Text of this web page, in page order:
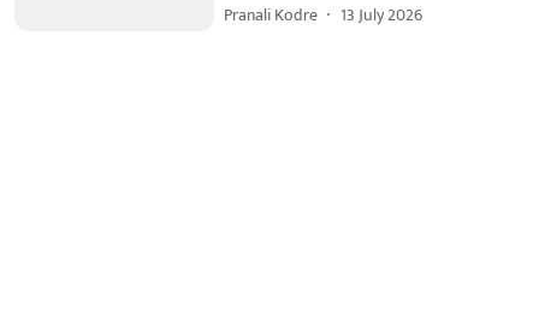
Pranali Kodre 13 July 2026